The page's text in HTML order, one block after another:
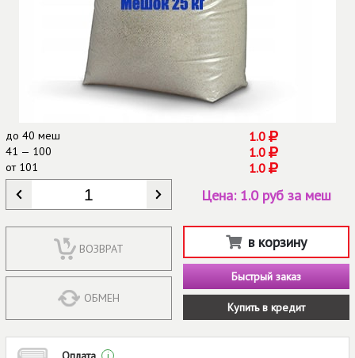
до 40 меш 1.0
41 — 100 1.0
от101 1.0
КОЛИЧЕСТВО
ВОЗВРАТ
ОБМЕН
Цена: 1.0 руб за меш
в корзину
Быстрый заказ
Купить в кредит